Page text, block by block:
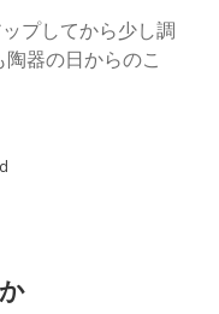
プしてから少し調
器の日からのこ